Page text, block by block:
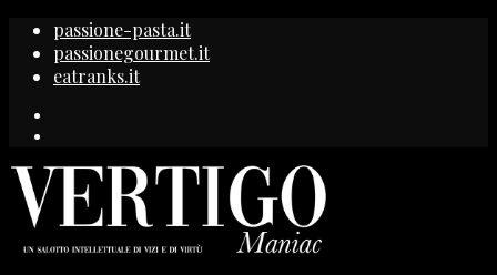
passione-pasta.it
passionegourmet.it
eatranks.it